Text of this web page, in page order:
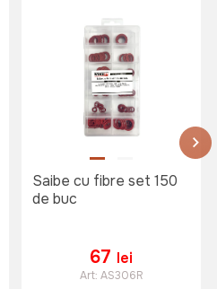
Saibe cu fibre set 150
de buc
67 lei
Art: AS306R